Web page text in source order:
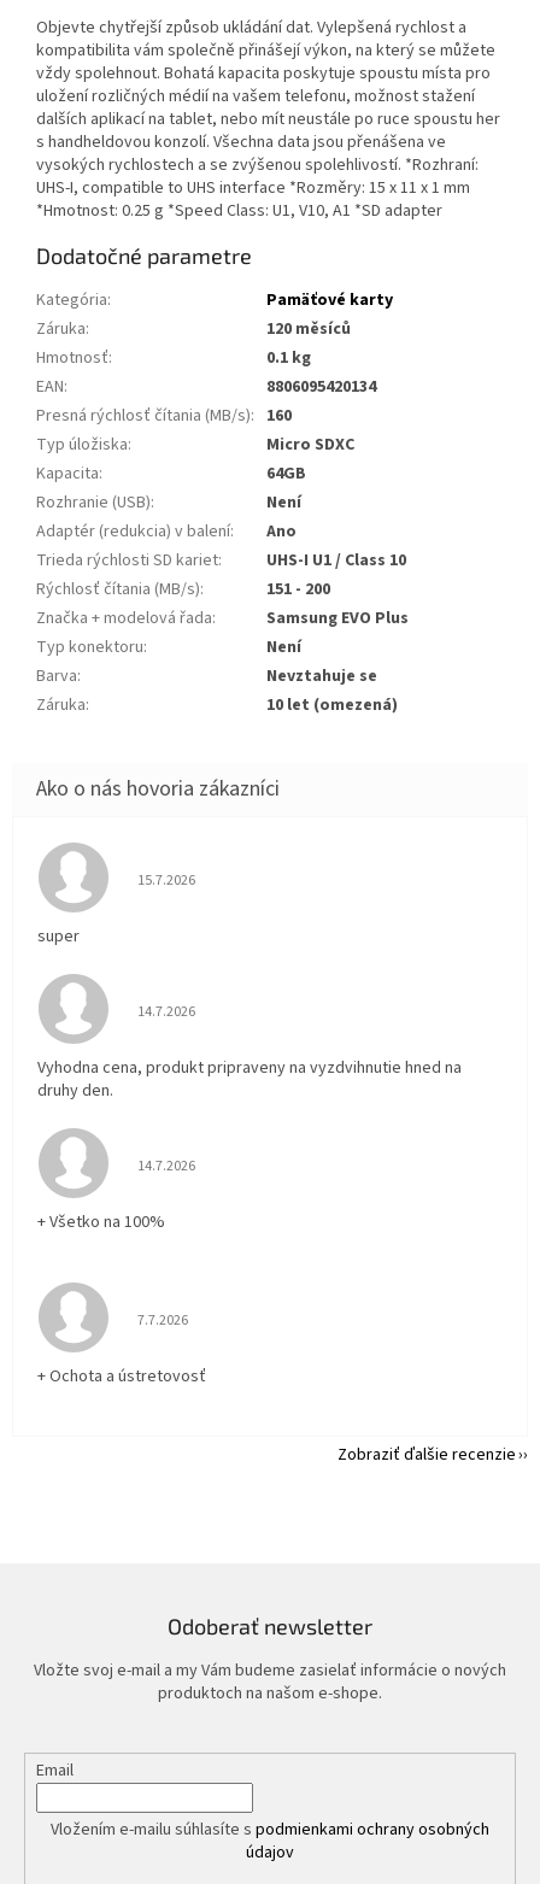
Objevte chytřejší způsob ukládání dat. Vylepšená rychlost a
kompatibilita vám společně přinášejí výkon, na který se můžete
vždy spolehnout. Bohatá kapacita poskytuje spoustu místa pro
uložení rozličných médií na vašem telefonu, možnost stažení
dalších aplikací na tablet, nebo mít neustále po ruce spoustu her
s handheldovou konzolí. Všechna data jsou přenášena ve
vysokých rychlostech a se zvýšenou spolehlivostí. *Rozhraní:
UHS-I, compatible to UHS interface *Rozměry: 15 x 11 x 1 mm
*Hmotnost: 0.25 g *Speed Class: U1, V10, A1 *SD adapter
Dodatočné parametre
Kategória:
Pamäťové karty
Záruka:
120 měsíců
Hmotnosť:
0.1 kg
EAN:
8806095420134
Presná rýchlosť čítania (MB/s): 160
Typ úložiska:
Micro SDXC
Kapacita:
64GB
Rozhranie (USB):
Není
Adaptér (redukcia) v balení:
Ano
Trieda rýchlosti SD kariet:
UHS-I U1 / Class 10
Rýchlosť čítania (MB/s):
151 - 200
Značka + modelová řada:
Samsung EVO Plus
Typ konektoru:
Není
Barva:
Nevztahuje se
Záruka: 10 let (omezená)
Hodnotenie obchodu je 5 z 5 hviezdičiek.
15.7.2026
super
Hodnotenie obchodu je 5 z 5 hviezdičiek.
14.7.2026
Vyhodna cena, produkt pripraveny na vyzdvihnutie hned na
druhy den.
Hodnotenie obchodu je 5 z 5 hviezdičiek.
14.7.2026
+ Všetko na 100%
Hodnotenie obchodu je 5 z 5 hviezdičiek.
7.7.2026
+ Ochota a ústretovosť
Zobraziť ďalšie recenzie
Odoberať newsletter
Vložte svoj e-mail a my Vám budeme zasielať informácie o nových
produktoch na našom e-shope.
Email
Vložením e-mailu súhlasíte s podmienkami ochrany osobných
údajov